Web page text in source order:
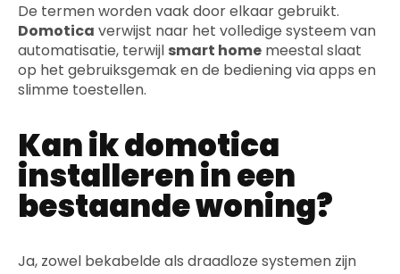
De termen worden vaak door elkaar gebruikt.
Domotica verwijst naar het volledige systeem van
automatisatie, terwijl smart home meestal slaat
op het gebruiksgemak en de bediening via apps en
slimme toestellen.
Kan ik domotica
installeren in een
bestaande woning?
Ja, zowel bekabelde als draadloze systemen zijn